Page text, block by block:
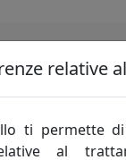
relative
ti permette
al